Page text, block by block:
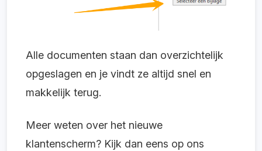
Alle documenten staan dan overzichtelijk
opgeslagen en je vindt ze altijd snel en
makkelijk terug.
Meer weten over het nieuwe
klantenscherm? Kijk dan eens op ons